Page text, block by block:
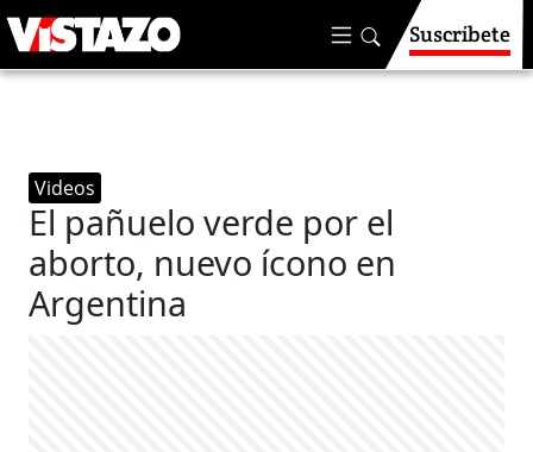
Suscríbete
Videos
El pañuelo verde por el
aborto, nuevo ícono en
Argentina